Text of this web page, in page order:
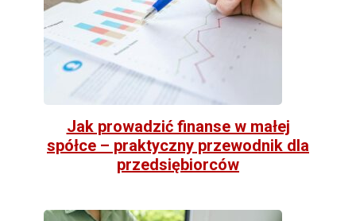
Jak prowadzić finanse w małej
spółce – praktyczny przewodnik dla
przedsiębiorców